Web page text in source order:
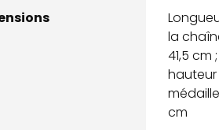
la
41,5 cm ;
médaille
cm